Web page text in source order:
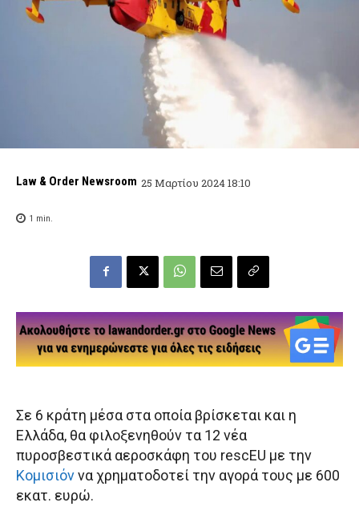
Law & Order Newsroom 25 Μαρτίου 2024 18:10
1 min.
Σε 6 κράτη μέσα στα οποία βρίσκεται και η
Ελλάδα, θα φιλοξενηθούν τα 12 νέα
πυροσβεστικά αεροσκάφη του rescEU με την
Κομισιόννα χρηματοδοτεί την αγορά τους με 600
εκατ. ευρώ.